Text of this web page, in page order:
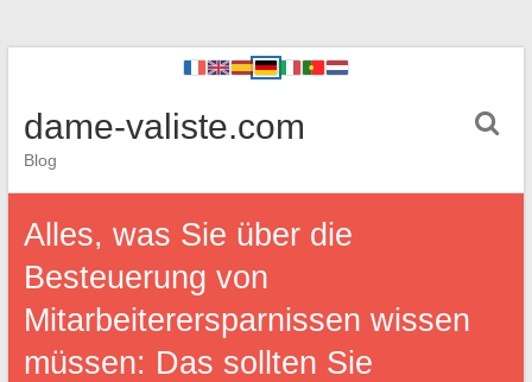
dame-valiste.com
Blog
Alles, was Sie über die
Besteuerung von
Mitarbeiterersparnissen wissen
müssen: Das sollten Sie